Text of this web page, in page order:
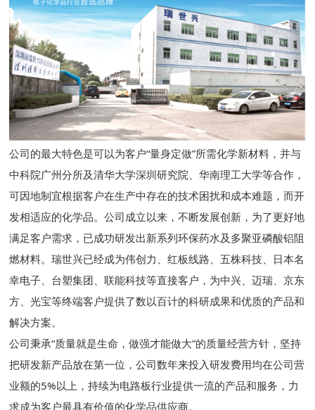
公司的最大特色是可以为客户“量身定做”所需化学新材料，并与
中科院广州分所及清华大学深圳研究院、华南理工大学等合作，
可因地制宜根据客户在生产中存在的技术困扰和成本难题，而开
发相适应的化学品。公司成立以来，不断发展创新，为了更好地
满足客户需求，已成功研发出新系列环保药水及多聚亚磷酸铝阻
燃材料。瑞世兴已经成为伟创力、红板线路、五株科技、日本名
幸电子、台塑集团、联能科技等直接客户，为中兴、迈瑞、京东
方、光宝等终端客户提供了数以百计的科研成果和优质的产品和
解决方案。
公司秉承“质量就是生命，做强才能做大”的质量经营方针，坚持
把研发新产品放在第一位，公司数年来投入研发费用均在公司营
业额的5%以上，持续为电路板行业提供一流的产品和服务，力
求成为客户最具有价值的化学品供应商。